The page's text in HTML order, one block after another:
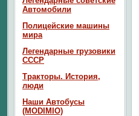
Автомобили
Полицейские машины
мира
Легендарные грузовики
СССР
Тракторы. История,
люди
Наши Автобусы
(MODIMIO)